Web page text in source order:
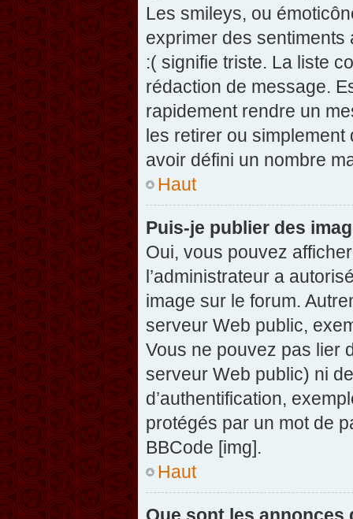
Les smileys, ou
exprimer des
:( signifie triste. La liste
rédaction de message.
rapidement rendre un
les retirer ou simplement
avoir défini un nombre
Haut
Puis-je publier des
Oui, vous pouvez
l’administrateur a
image sur le forum.
serveur Web public,
Vous ne pouvez pas lier
serveur Web public) ni
d’authentification,
protégés par un mot de
BBCode [img].
Haut
Que sont les annonces